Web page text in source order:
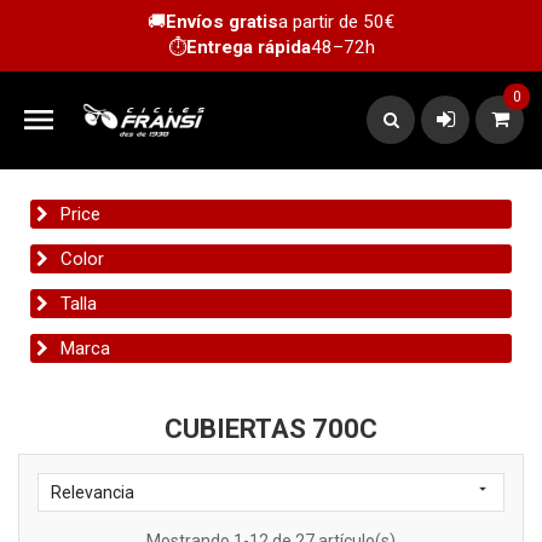
🚚Envíos gratisa partir de 50€
⏱️Entrega rápida48–72h

0
Price
Color
Talla
Marca
CUBIERTAS 700C
Relevancia 